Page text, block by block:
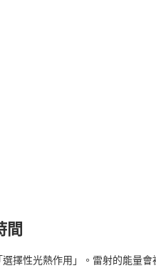
間
擇性光熱作用」。雷射的能量